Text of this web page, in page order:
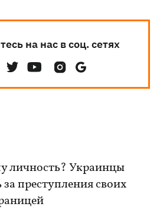
на нас в соц. сетях
личность? Украинцы
преступления своих